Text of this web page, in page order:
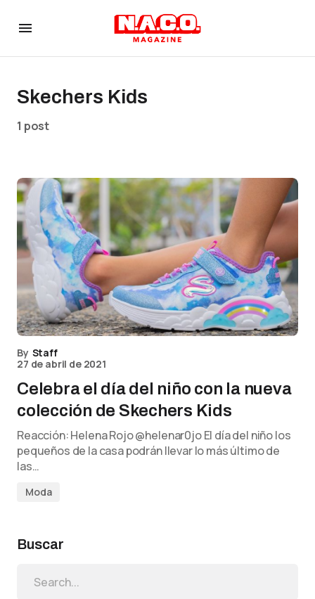
Skechers Kids
1 post
By Staff
27 de abril de 2021
Celebra el día del niño con la nueva
colección de Skechers Kids
Reacción: Helena Rojo @helenar0jo El día del niño los
pequeños de la casa podrán llevar lo más último de
las…
Moda
Buscar